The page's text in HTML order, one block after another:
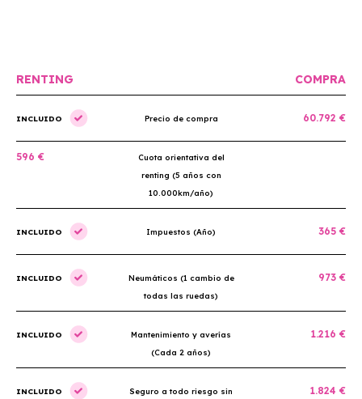
RENTING COMPRA
INCLUIDO Precio de compra 60.792 €
596 €
Cuota orientativa del
renting (5 años con
10.000km/año)
INCLUIDO Impuestos (Año) 365 €
INCLUIDO
Neumáticos (1 cambio de
todas las ruedas)
973 €
INCLUIDO
Mantenimiento y averías
(Cada 2 años)
1.216 €
INCLUIDO Seguro a todo riesgo sin 1.824 €